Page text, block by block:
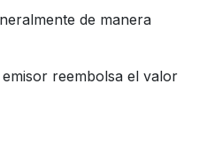
de manera
reembolsa el valor